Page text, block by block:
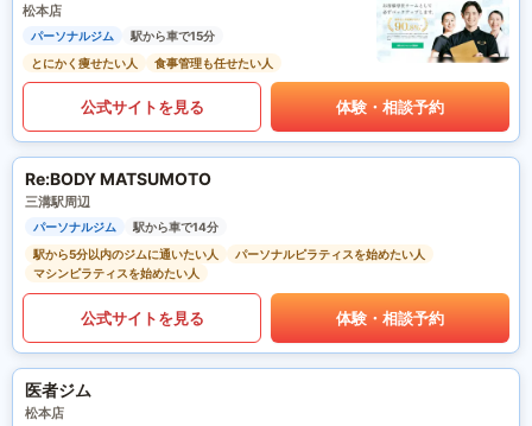
松本店
パーソナルジム
駅から車で15分
とにかく痩せたい人
食事管理も任せたい人
公式サイトを見る 体験・相談予約
Re:BODY MATSUMOTO
三溝駅周辺
パーソナルジム
駅から車で14分
駅から5分以内のジムに通いたい人
パーソナルピラティスを始めたい人
マシンピラティスを始めたい人
公式サイトを見る 体験・相談予約
医者ジム
松本店